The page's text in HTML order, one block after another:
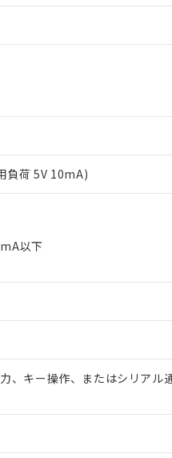
負荷 5V 10mA)
以下
、キー操作、またはシリアル
状況および標準価格(税抜)を
象外となる商品もあることを
た製品が提供可能な商品です。
品に切り替える予定のある商
の商品で、対応品を出す予定
状況を調査中または確認中の商
有品と判明した場合などやむ
以下、
以下、ポリ臭化ジフェニルエーテル類
タル酸ブチルベンジル（BBP）
く。
ことを確認しています。
あることを示します。
い。
、 PBDEs(ポリ臭化ジフェニルエーテ
、 BBP(フタル酸ブチルベンジル) :
貿易法に定める商品（以下｢
府の輸出許可(または役務取
ど、違法に輸出されないよう